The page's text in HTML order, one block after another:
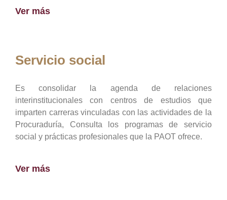
Ver más
Servicio social
Es consolidar la agenda de relaciones
interinstitucionales con centros de estudios que
imparten carreras vinculadas con las actividades de la
Procuraduría, Consulta los programas de servicio
social y prácticas profesionales que la PAOT ofrece.
Ver más